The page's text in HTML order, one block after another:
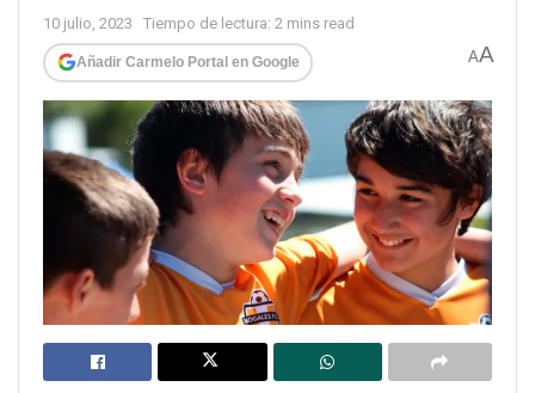
10 julio, 2023 Tiempo de lectura: 2 mins read
Añadir Carmelo Portal en Google AA